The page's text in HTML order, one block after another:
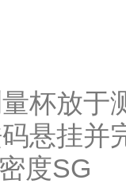
杯放于
悬挂并
度SG